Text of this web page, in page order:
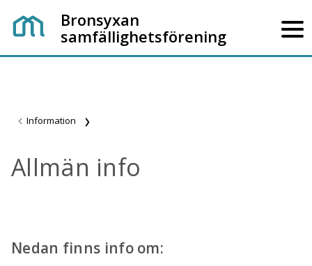
Bronsyxan
samfällighetsförening
Information
Allmän info
Nedan finns info om: